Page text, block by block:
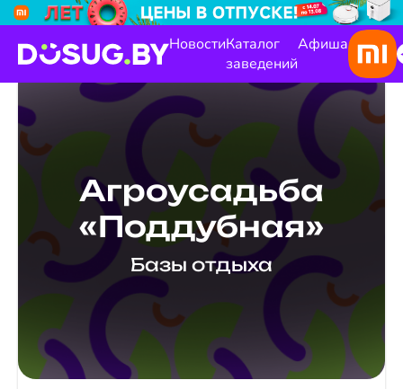
НовостиКаталог
заведений
Афиша
Агроусадьба
«Поддубная»
Базы отдыха